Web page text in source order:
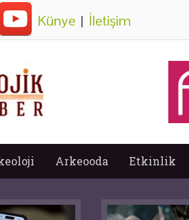
Künye | İletişim
Arkeooda Etkinlik